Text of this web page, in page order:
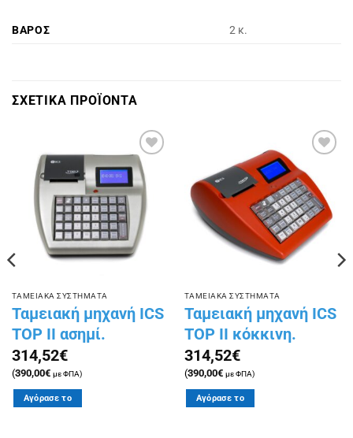
ΒΑΡΟΣ 2 κ.
ΣΧΕΤΙΚΑ ΠΡΟΪΟΝΤΑ
Πρόσθήκη
στην
λίστα
επιθυμιών
ΤΑΜΕΙΑΚΑ ΣΥΣΤΗΜΑΤΑ
Ταμειακή μηχανή ICS
TOP II ασημί.
314,52€
(390,00€ με ΦΠΑ)
Αγόρασε το
Πρόσθήκη
στην
λίστα
επιθυμιών
ΤΑΜΕΙΑΚΑ ΣΥΣΤΗΜΑΤΑ
Ταμειακή μηχανή ICS
TOP II κόκκινη.
314,52€
(390,00€ με ΦΠΑ)
Αγόρασε το